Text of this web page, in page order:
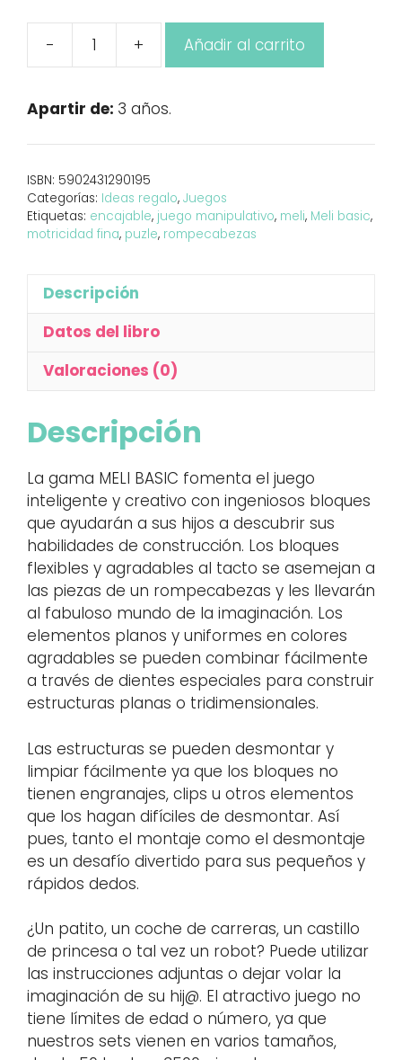
-
Meli
cantidad
+ Añadir al carrito
Apartir de: 3 años.
ISBN: 5902431290195
Categorías: Ideas regalo, Juegos
Etiquetas: encajable, juego manipulativo, meli, Meli basic,
motricidad fina, puzle, rompecabezas
Descripción
Datos del libro
Valoraciones (0)
Descripción
La gama MELI BASIC fomenta el juego
inteligente y creativo con ingeniosos bloques
que ayudarán a sus hijos a descubrir sus
habilidades de construcción. Los bloques
flexibles y agradables al tacto se asemejan a
las piezas de un rompecabezas y les llevarán
al fabuloso mundo de la imaginación. Los
elementos planos y uniformes en colores
agradables se pueden combinar fácilmente
a través de dientes especiales para construir
estructuras planas o tridimensionales.
Las estructuras se pueden desmontar y
limpiar fácilmente ya que los bloques no
tienen engranajes, clips u otros elementos
que los hagan difíciles de desmontar. Así
pues, tanto el montaje como el desmontaje
es un desafío divertido para sus pequeños y
rápidos dedos.
¿Un patito, un coche de carreras, un castillo
de princesa o tal vez un robot? Puede utilizar
las instrucciones adjuntas o dejar volar la
imaginación de su hij@. El atractivo juego no
tiene límites de edad o número, ya que
nuestros sets vienen en varios tamaños,